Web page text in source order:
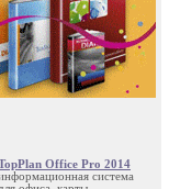
Office Pro 2014
система